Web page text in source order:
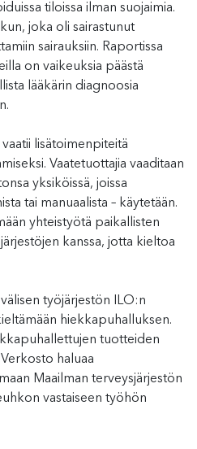
tiloissa ilman suojaimia.
joka oli sairastunut
sairauksiin. Raportissa
on vaikeuksia päästä
lääkärin diagnoosia
lisätoimenpiteitä
Vaatetuottajia vaaditaan
yksiköissä, joissa
tai manuaalista – käytetään.
yhteistyötä paikallisten
kanssa, jotta kieltoa
työjärjestön ILO:n
hiekkapuhalluksen.
tuotteiden
haluaa
Maailman terveysjärjestön
vastaiseen työhön